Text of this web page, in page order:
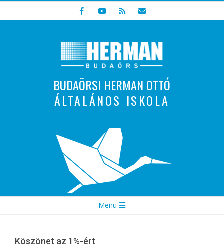
to
BUDAÖRSI HERMAN OTTÓ
ÁLTALÁNOS ISKOLA
Indulunk! Hamarosan újraindul oldalunk!
Menu
Köszönet az 1%-ért